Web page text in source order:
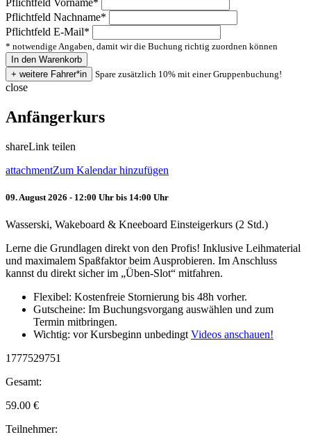
Pflichtfeld Vorname*
Pflichtfeld Nachname*
Pflichtfeld E-Mail*
* notwendige Angaben, damit wir die Buchung richtig zuordnen können
Spare zusätzlich 10% mit einer Gruppenbuchung!
close
Anfängerkurs
shareLink teilen
attachmentZum Kalendar hinzufügen
09. August 2026 - 12:00 Uhr bis 14:00 Uhr
Wasserski, Wakeboard & Kneeboard Einsteigerkurs (2 Std.)
Lerne die Grundlagen direkt von den Profis! Inklusive Leihmaterial
und maximalem Spaßfaktor beim Ausprobieren. Im Anschluss
kannst du direkt sicher im „Üben-Slot“ mitfahren.
Flexibel: Kostenfreie Stornierung bis 48h vorher.
Gutscheine: Im Buchungsvorgang auswählen und zum
Termin mitbringen.
Wichtig: vor Kursbeginn unbedingt Videos anschauen!
1777529751
Gesamt:
59.00 €
Teilnehmer: